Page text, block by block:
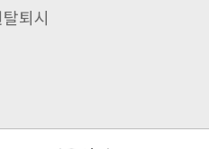
퇴시